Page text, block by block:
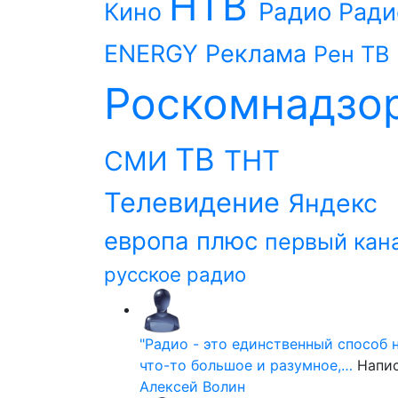
Кино Радио
ENERGY Реклама Рен ТВ
СМИ ТВ ТНТ
Телевидение Яндекс
европа плюс первый
русское радио
"Радио - это единственный способ
что-то большое и разумное,…
Алексей Волин